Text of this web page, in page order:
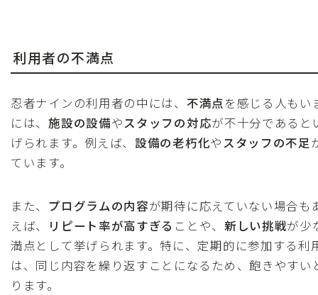
利用者の不満点
忍者ナインの利用者の中には、 不満点を感じる人もい
には、施設の設備やスタッフの対応が不十分であると
げられます。例えば、 設備の老朽化やスタッフの不足
ています。
また、 プログラムの内容が期待に応えていない場合も
えば、
リピート率が高すぎる ことや、 新しい挑戦が少
満点として挙げられます。特に、定期的に参加する利
は、同じ内容を繰り返すことになるため、飽きやすい
ります。